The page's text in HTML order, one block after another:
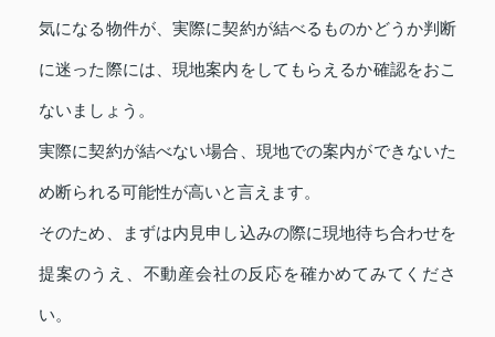
気になる物件が、実際に契約が結べるものかどうか判断
に迷った際には、現地案内をしてもらえるか確認をおこ
ないましょう。
実際に契約が結べない場合、現地での案内ができないた
め断られる可能性が高いと言えます。
そのため、まずは内見申し込みの際に現地待ち合わせを
提案のうえ、不動産会社の反応を確かめてみてくださ
い。